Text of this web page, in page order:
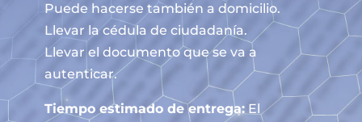
Puede hacerse también a domicilio.
Llevar la cédula de ciudadanía.
Llevar el documento que se va a
autenticar.
Tiempo estimado de entrega:El